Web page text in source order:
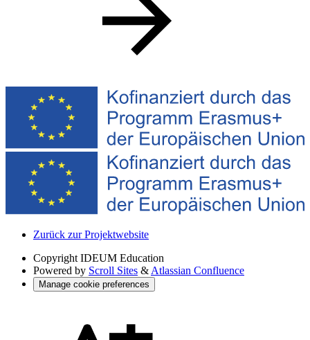
Zurück zur Projektwebsite
Copyright IDEUM Education
Powered by Scroll Sites & Atlassian Confluence
Manage cookie preferences